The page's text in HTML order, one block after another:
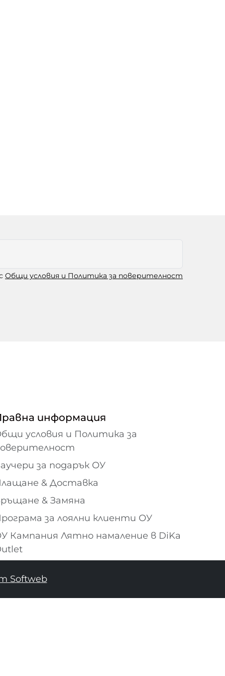
Общи условия и Политика за поверителност
информация
условия и Политика за
за подарък ОУ
& Доставка
& Замяна
за лоялни клиенти ОУ
Кампания Лятно намаление в DiKa
Softweb